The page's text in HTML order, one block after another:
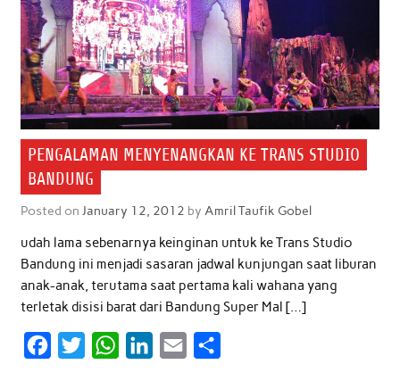
PENGALAMAN MENYENANGKAN KE TRANS STUDIO
BANDUNG
Posted on January 12, 2012 by Amril Taufik Gobel
udah lama sebenarnya keinginan untuk ke Trans Studio
Bandung ini menjadi sasaran jadwal kunjungan saat liburan
anak-anak, terutama saat pertama kali wahana yang
terletak disisi barat dari Bandung Super Mal […]
W